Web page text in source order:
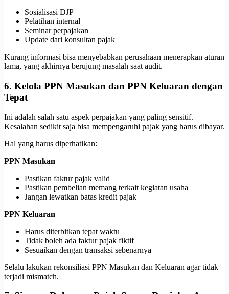
Sosialisasi DJP
Pelatihan internal
Seminar perpajakan
Update dari konsultan pajak
Kurang informasi bisa menyebabkan perusahaan menerapkan aturan
lama, yang akhirnya berujung masalah saat audit.
6. Kelola PPN Masukan dan PPN Keluaran dengan
Tepat
Ini adalah salah satu aspek perpajakan yang paling sensitif.
Kesalahan sedikit saja bisa mempengaruhi pajak yang harus dibayar.
Hal yang harus diperhatikan:
PPN Masukan
Pastikan faktur pajak valid
Pastikan pembelian memang terkait kegiatan usaha
Jangan lewatkan batas kredit pajak
PPN Keluaran
Harus diterbitkan tepat waktu
Tidak boleh ada faktur pajak fiktif
Sesuaikan dengan transaksi sebenarnya
Selalu lakukan rekonsiliasi PPN Masukan dan Keluaran agar tidak
terjadi mismatch.